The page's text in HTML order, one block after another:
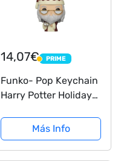
14,07€ PRIME
PRIME
Funko- Pop Keychain
Harry Potter Holiday-
Figura coleccionable,
Multicolor (51207)
Más Info